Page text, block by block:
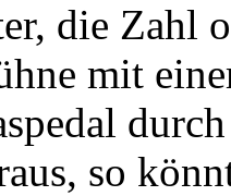
die Zahl
mit
so